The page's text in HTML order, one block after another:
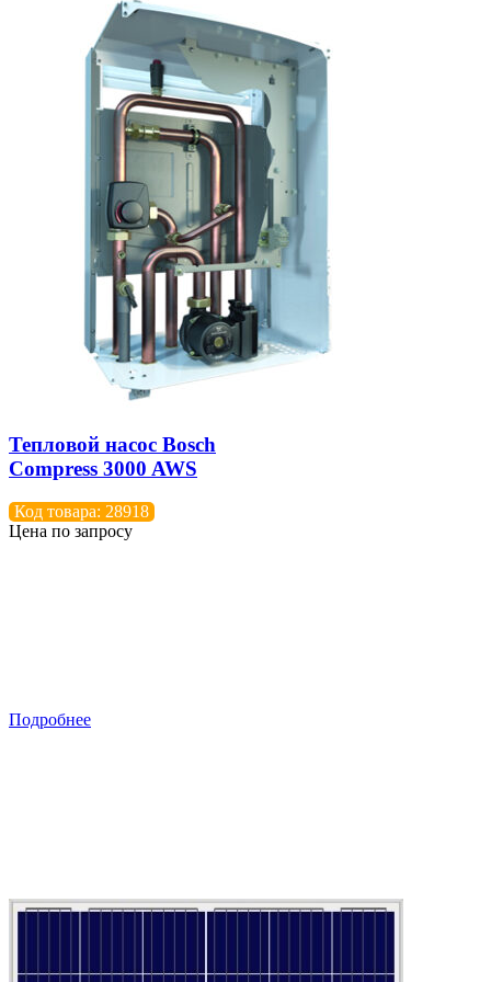
Тепловой насос Bosch
Compress 3000 AWS
Код товара: 28918
Цена по запросу
Подробнее